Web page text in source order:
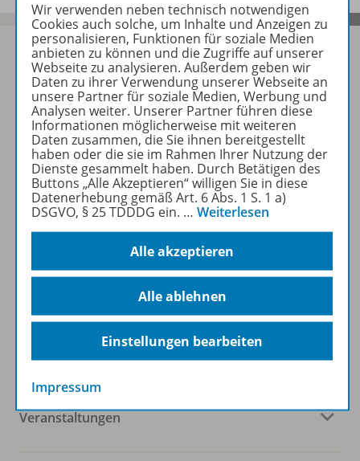
Sofort profitieren
Zum Newsletter anmelden
Folgen Sie uns auf Social Media
Westermann Gruppe
Veranstaltungen
Wir verwenden neben technisch notwendigen
Cookies auch solche, um Inhalte und Anzeigen zu
personalisieren, Funktionen für soziale Medien
anbieten zu können und die Zugriffe auf unserer
Webseite zu analysieren. Außerdem geben wir
Daten zu ihrer Verwendung unserer Webseite an
unsere Partner für soziale Medien, Werbung und
Analysen weiter. Unserer Partner führen diese
Informationen möglicherweise mit weiteren
Daten zusammen, die Sie ihnen bereitgestellt
haben oder die sie im Rahmen Ihrer Nutzung der
Dienste gesammelt haben. Durch Betätigen des
Buttons „Alle Akzeptieren“ willigen Sie in diese
Datenerhebung gemäß Art. 6 Abs. 1 S. 1 a)
DSGVO, § 25 TDDDG ein. … Weiterlesen
Alle akzeptieren
Alle ablehnen
Einstellungen bearbeiten
Impressum